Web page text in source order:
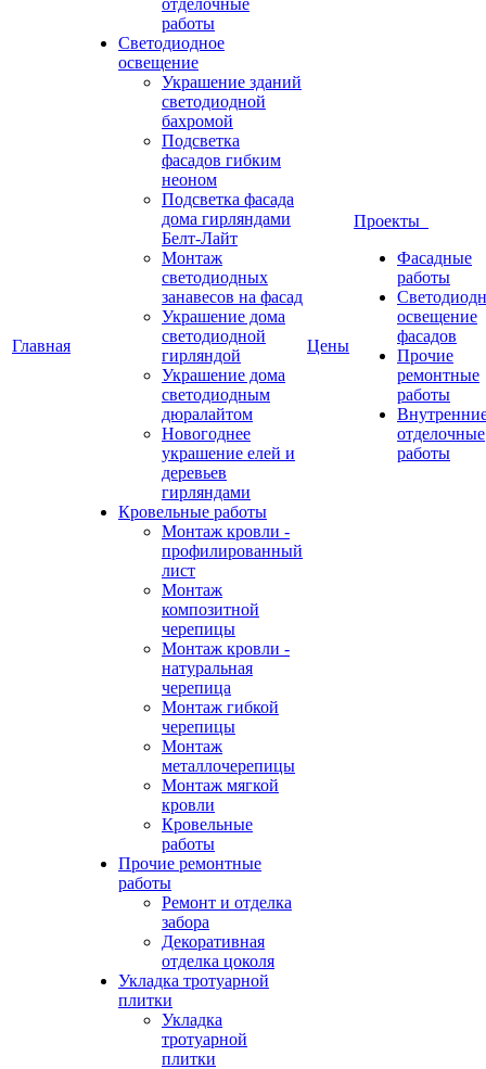
Главная
отделочные
работы
Светодиодное
освещение
Украшение зданий
светодиодной
бахромой
Подсветка
фасадов гибким
неоном
Подсветка фасада
дома гирляндами
Белт-Лайт
Монтаж
светодиодных
занавесов на фасад
Украшение дома
светодиодной
гирляндой
Украшение дома
светодиодным
дюралайтом
Новогоднее
украшение елей и
деревьев
гирляндами
Кровельные работы
Монтаж кровли -
профилированный
лист
Монтаж
композитной
черепицы
Монтаж кровли -
натуральная
черепица
Монтаж гибкой
черепицы
Монтаж
металлочерепицы
Монтаж мягкой
кровли
Кровельные
работы
Прочие ремонтные
работы
Ремонт и отделка
забора
Декоративная
отделка цоколя
Укладка тротуарной
плитки
Укладка
тротуарной
плитки
Цены
Проекты
Фасадные
работы
освещение
фасадов
Прочие
ремонтные
работы
отделочные
работы